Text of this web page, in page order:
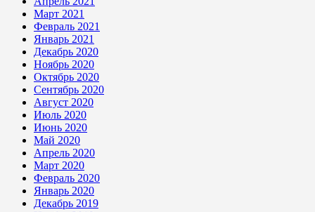
Март 2021
Февраль 2021
Январь 2021
Декабрь 2020
Ноябрь 2020
Октябрь 2020
Сентябрь 2020
Август 2020
Июль 2020
Июнь 2020
Май 2020
Апрель 2020
Март 2020
Февраль 2020
Январь 2020
Декабрь 2019